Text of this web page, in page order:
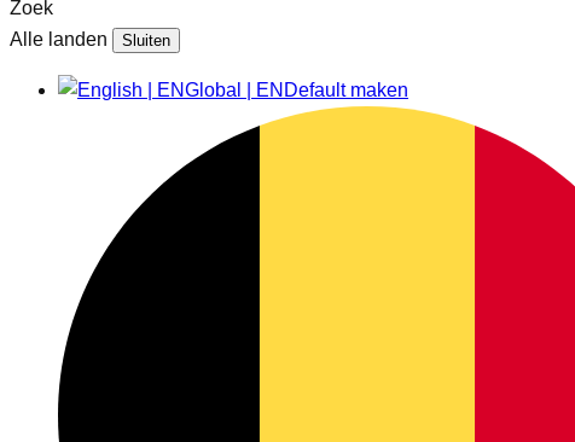
Zoek
Alle landen
Sluiten
Global | EN Default maken